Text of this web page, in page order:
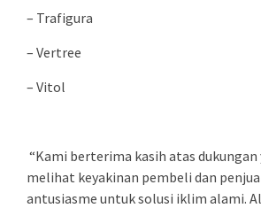
– Trafigura
– Vertree
– Vitol
“Kami berterima kasih atas
melihat keyakinan pembeli dan
antusiasme untuk solusi iklim alami.